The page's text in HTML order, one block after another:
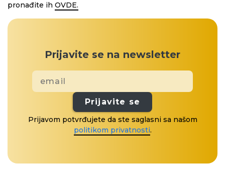
pronađite ih OVDE.
Prijavite se na newsletter
Prijavite se
Prijavom potvrđujete da ste saglasni sa našom
politikom privatnosti.